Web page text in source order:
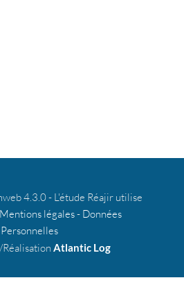
4.3.0 - L'étude Réajir utilise
Mentions légales- Données
Personnelles
Atlantic Log